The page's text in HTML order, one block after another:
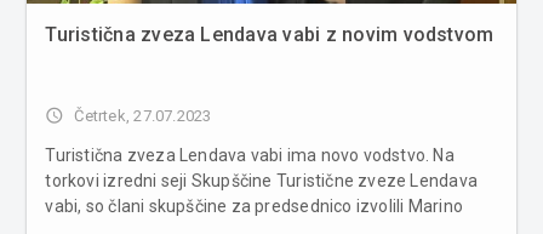
Turistična zveza Lendava vabi z novim vodstvom
access_time Četrtek, 27.07.2023
Turistična zveza Lendava vabi ima novo vodstvo. Na
torkovi izredni seji Skupščine Turistične zveze Lendava
vabi, so člani skupščine za predsednico izvolili Marino